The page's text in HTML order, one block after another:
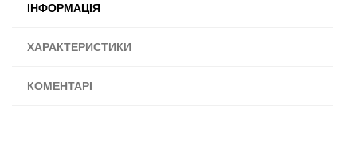
ІНФОРМАЦІЯ
ХАРАКТЕРИСТИКИ
КОМЕНТАРІ